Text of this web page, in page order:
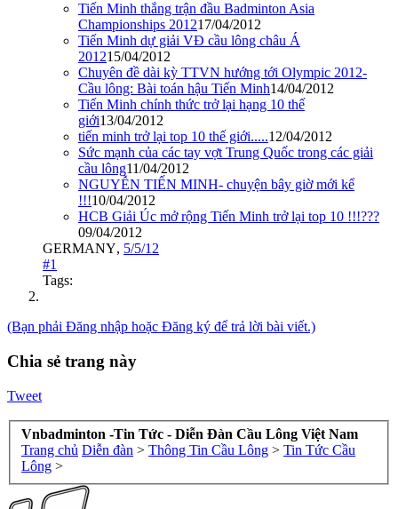
Tiến Minh thắng trận đầu Badminton Asia
Championships 201217/04/2012
Tiến Minh dự giải VĐ cầu lông châu Á
201215/04/2012
Chuyên đề dài kỳ TTVN hướng tới Olympic 2012-
Cầu lông: Bài toán hậu Tiến Minh14/04/2012
Tiến Minh chính thức trở lại hạng 10 thế
giới13/04/2012
tiến minh trở lại top 10 thế giới.....12/04/2012
Sức mạnh của các tay vợt Trung Quốc trong các giải
cầu lông11/04/2012
NGUYỄN TIẾN MINH- chuyện bây giờ mới kể
!!!10/04/2012
HCB Giải Úc mở rộng Tiến Minh trở lại top 10 !!!???
09/04/2012
GERMANY, 5/5/12
#1
Tags:
(Bạn phải Đăng nhập hoặc Đăng ký để trả lời bài viết.)
Chia sẻ trang này
Tweet
Vnbadminton -Tin Tức - Diễn Đàn Cầu Lông Việt Nam
Trang chủ Diễn đàn > Thông Tin Cầu Lông > Tin Tức Cầu
Lông >